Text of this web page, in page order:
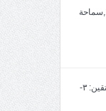
الناس.بتاريخ13/2/1447,سماحة
خطبة الجمعةسمات المتقين: ٣-